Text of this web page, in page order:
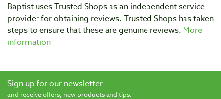
Baptist uses Trusted Shops as an independent service
provider for obtaining reviews. Trusted Shops has taken
steps to ensure that these are genuine reviews. More
information
Sign up for our newsletter
and receive offers, new products and tips.